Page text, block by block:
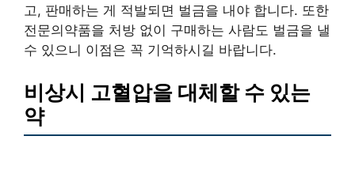
고, 판매하는 게 적발되면 벌금을 내야 합니다. 또한
전문의약품을 처방 없이 구매하는 사람도 벌금을 낼
수 있으니 이점은 꼭 기억하시길 바랍니다.
비상시 고혈압을 대체할 수 있는
약